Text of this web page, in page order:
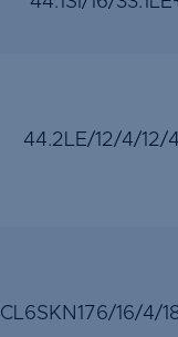
44.2LE/12/4/12/
CL6SKN176/16/4/